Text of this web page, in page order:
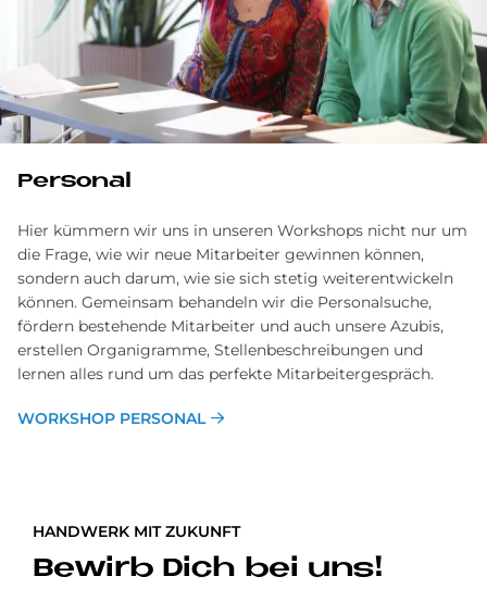
Personal
Hier kümmern wir uns in unseren Workshops nicht nur um
die Frage, wie wir neue Mitarbeiter gewinnen können,
sondern auch darum, wie sie sich stetig weiterentwickeln
können. Gemeinsam behandeln wir die Personalsuche,
fördern bestehende Mitarbeiter und auch unsere Azubis,
erstellen Organigramme, Stellenbeschreibungen und
lernen alles rund um das perfekte Mitarbeitergespräch.
WORKSHOP PERSONAL
HANDWERK MIT ZUKUNFT
Bewirb Dich bei uns!